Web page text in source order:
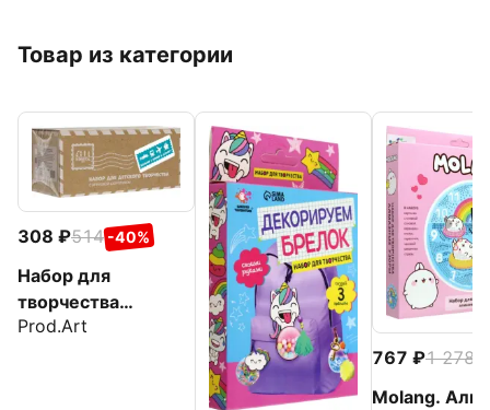
Товар из категории
308 514 -40%
Набор для
творчества
Морской
Prod.Art
767 1 278
Molang.